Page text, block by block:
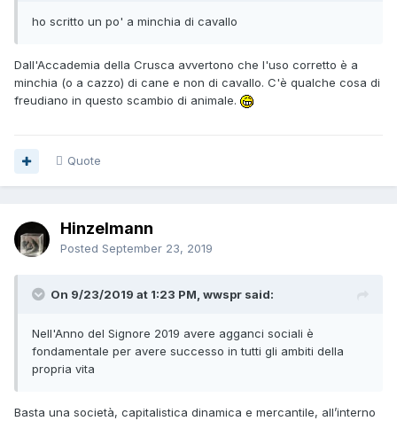
ho scritto un po' a minchia di cavallo
Dall'Accademia della Crusca avvertono che l'uso corretto è a
minchia (o a cazzo) di cane e non di cavallo. C'è qualche cosa di
freudiano in questo scambio di animale.
Quote
Hinzelmann
Posted September 23, 2019
On 9/23/2019 at 1:23 PM, wwspr said:
Nell'Anno del Signore 2019 avere agganci sociali è
fondamentale per avere successo in tutti gli ambiti della
propria vita
Basta una società, capitalistica dinamica e mercantile, all’interno